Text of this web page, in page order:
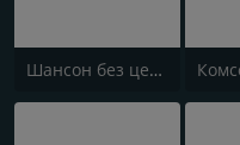
Шансон без цензуры (Shanson bez cenzury)